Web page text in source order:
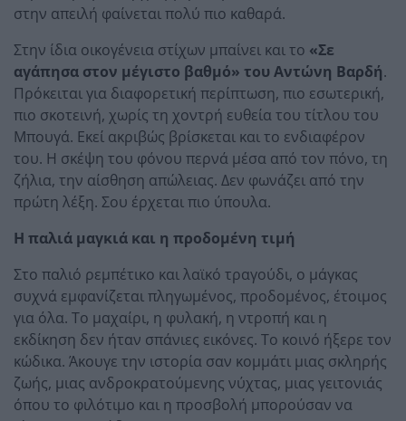
στην απειλή φαίνεται πολύ πιο καθαρά.
Στην ίδια οικογένεια στίχων μπαίνει και το «Σε
αγάπησα στον μέγιστο βαθμό» του Αντώνη Βαρδή.
Πρόκειται για διαφορετική περίπτωση, πιο εσωτερική,
πιο σκοτεινή, χωρίς τη χοντρή ευθεία του τίτλου του
Μπουγά. Εκεί ακριβώς βρίσκεται και το ενδιαφέρον
του. Η σκέψη του φόνου περνά μέσα από τον πόνο, τη
ζήλια, την αίσθηση απώλειας. Δεν φωνάζει από την
πρώτη λέξη. Σου έρχεται πιο ύπουλα.
Η παλιά μαγκιά και η προδομένη τιμή
Στο παλιό ρεμπέτικο και λαϊκό τραγούδι, ο μάγκας
συχνά εμφανίζεται πληγωμένος, προδομένος, έτοιμος
για όλα. Το μαχαίρι, η φυλακή, η ντροπή και η
εκδίκηση δεν ήταν σπάνιες εικόνες. Το κοινό ήξερε τον
κώδικα. Άκουγε την ιστορία σαν κομμάτι μιας σκληρής
ζωής, μιας ανδροκρατούμενης νύχτας, μιας γειτονιάς
όπου το φιλότιμο και η προσβολή μπορούσαν να